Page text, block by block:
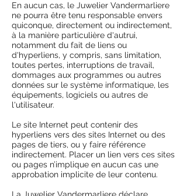
En aucun cas, le Juwelier Vandermarliere
ne pourra être tenu responsable envers
quiconque, directement ou indirectement,
à la manière particulière d'autrui,
notamment du fait de liens ou
d'hyperliens, y compris, sans limitation,
toutes pertes, interruptions de travail,
dommages aux programmes ou autres
données sur le système informatique, les
équipements, logiciels ou autres de
l'utilisateur.
Le site Internet peut contenir des
hyperliens vers des sites Internet ou des
pages de tiers, ou y faire référence
indirectement. Placer un lien vers ces sites
ou pages n’implique en aucun cas une
approbation implicite de leur contenu.